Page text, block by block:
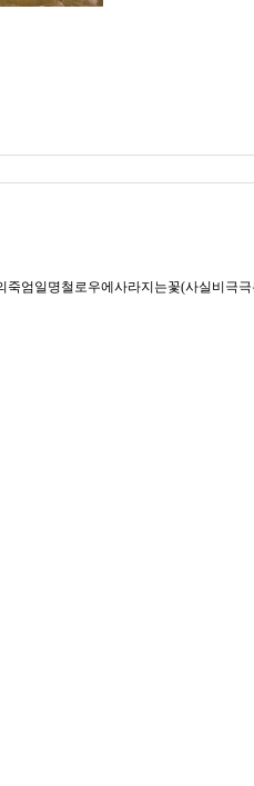
엄일명철로우에사라지는꽃(사실비극